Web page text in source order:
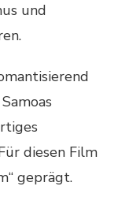
und
diesen Film
geprägt.